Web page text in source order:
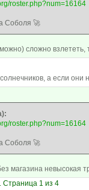
roster.php?num=16164
Соболя 🚀
сложно взлететь,
а если они
roster.php?num=16164
Соболя 🚀
магазина невысокая
Страница 1 из 4